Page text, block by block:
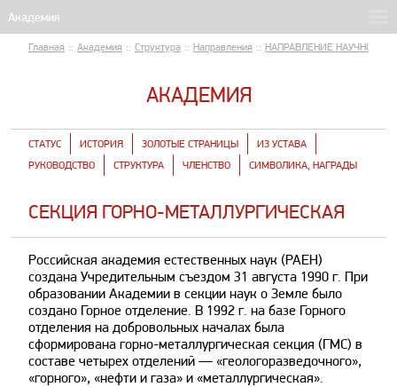
Главная :: Академия :: Структура :: Направления :: НАПРАВЛЕНИЕ НАУЧНО-
АКАДЕМИЯ
СТАТУС ИСТОРИЯ ЗОЛОТЫЕ СТРАНИЦЫ
ИЗ УСТАВА
РУКОВОДСТВО
СТРУКТУРА ЧЛЕНСТВО СИМВОЛИКА, НАГРАДЫ
СЕКЦИЯ ГОРНО-МЕТАЛЛУРГИЧЕСКАЯ
Российская академия естественных наук (РАЕН)
создана Учредительным съездом 31 августа 1990 г. При
образовании Академии в секции наук о Земле было
создано Горное отделение. В 1992 г. на базе Горного
отделения на добровольных началах была
сформирована горно-металлургическая секция (ГМС) в
составе четырех отделений — «геологоразведочного»,
«горного», «нефти и газа» и «металлургическая».